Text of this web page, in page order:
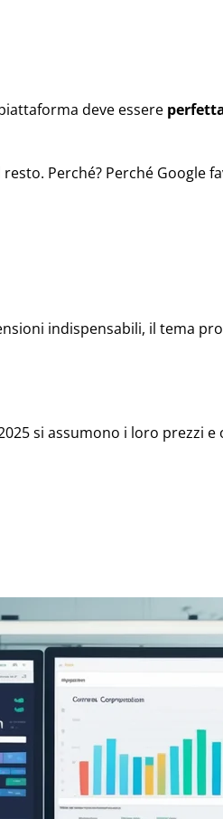
deve essere
Perché? Perché Google
indispensabili, il tema
si assumono i loro prezzi